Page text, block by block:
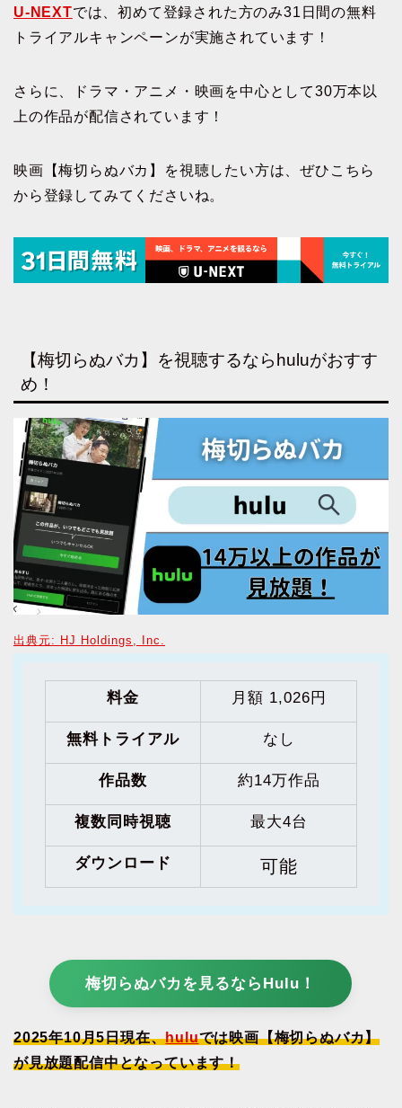
U-NEXTでは、初めて登録された方のみ31日間の無料
トライアルキャンペーンが実施されています！
さらに、ドラマ・アニメ・映画を中心として30万本以
上の作品が配信されています！
映画【梅切らぬバカ】を視聴したい方は、ぜひこちら
から登録してみてくださいね。
【梅切らぬバカ】を視聴するならhuluがおすす
め！
出典元: HJ Holdings, Inc.
料金 月額 1,026円
無料トライアル なし
作品数 約14万作品
複数同時視聴 最大4台
ダウンロード 可能
梅切らぬバカを見るならHulu！
2025年10月5日現在、huluでは映画【梅切らぬバカ】
が見放題配信中となっています！